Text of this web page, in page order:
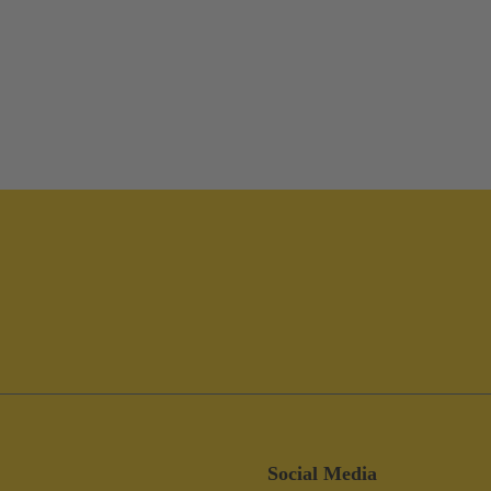
Social Media